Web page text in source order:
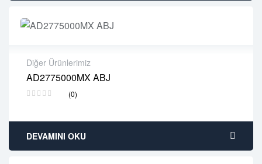
Diğer Ürünlerimiz
AD2775000MX ABJ
(0)
2 years warranty
Delivery time: 1-2 business days
DEVAMINI OKU